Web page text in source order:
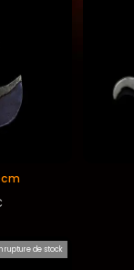
rupture de stock